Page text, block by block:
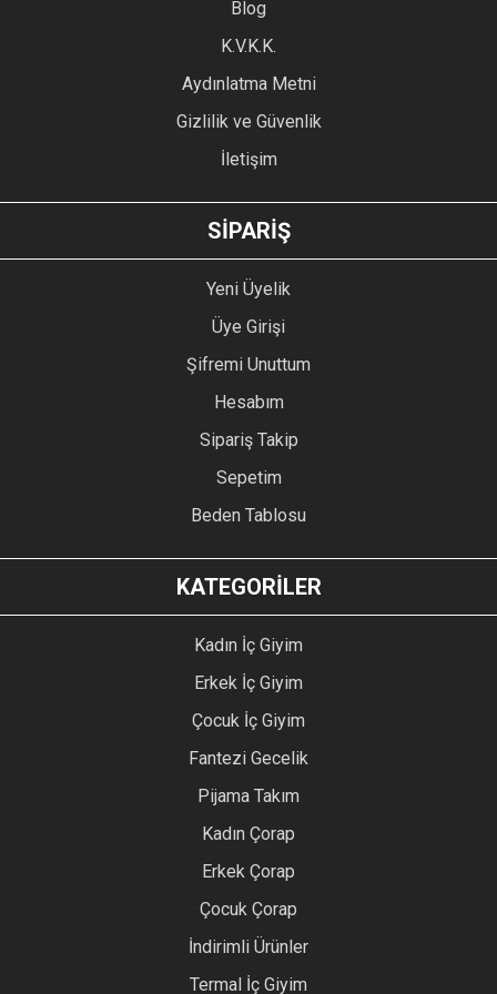
Ürün bilgilerinde hatalar bulunuyor.
Ürün fiyatı diğer sitelerden daha pahalı.
GÖNDER
Blog
K.V.K.K.
Aydınlatma Metni
Gizlilik ve Güvenlik
İletişim
SİPARİŞ
Yeni Üyelik
Üye Girişi
Şifremi Unuttum
Hesabım
Sipariş Takip
Sepetim
Beden Tablosu
KATEGORİLER
Kadın İç Giyim
Erkek İç Giyim
Çocuk İç Giyim
Fantezi Gecelik
Pijama Takım
Kadın Çorap
Erkek Çorap
Çocuk Çorap
İndirimli Ürünler
Termal İç Giyim